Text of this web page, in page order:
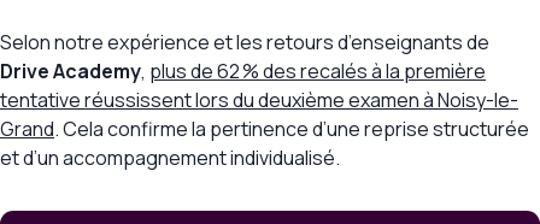
Selon notre expérience et les retours d’enseignants de
Drive Academy, plus de 62 % des recalés à la première
tentative réussissent lors du deuxième examen à Noisy-le-
Grand. Cela confirme la pertinence d’une reprise structurée
et d’un accompagnement individualisé.